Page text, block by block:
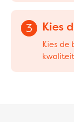
3 Kies
Kies de